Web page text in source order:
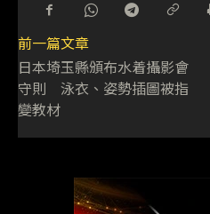
前一篇文章
日本埼玉縣頒布水着攝影會
守則 泳衣、姿勢插圖被指
變教材